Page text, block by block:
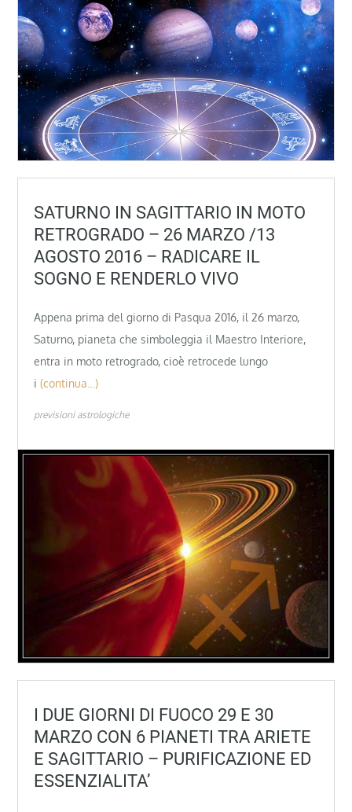
SATURNO IN SAGITTARIO IN MOTO
RETROGRADO – 26 MARZO /13
AGOSTO 2016 – RADICARE IL
SOGNO E RENDERLO VIVO
Appena prima del giorno di Pasqua 2016, il 26 marzo,
Saturno, pianeta che simboleggia il Maestro Interiore,
entra in moto retrogrado, cioè retrocede lungo
i (continua…)
previsioni astrologiche
I DUE GIORNI DI FUOCO 29 E 30
MARZO CON 6 PIANETI TRA ARIETE
E SAGITTARIO – PURIFICAZIONE ED
ESSENZIALITA’